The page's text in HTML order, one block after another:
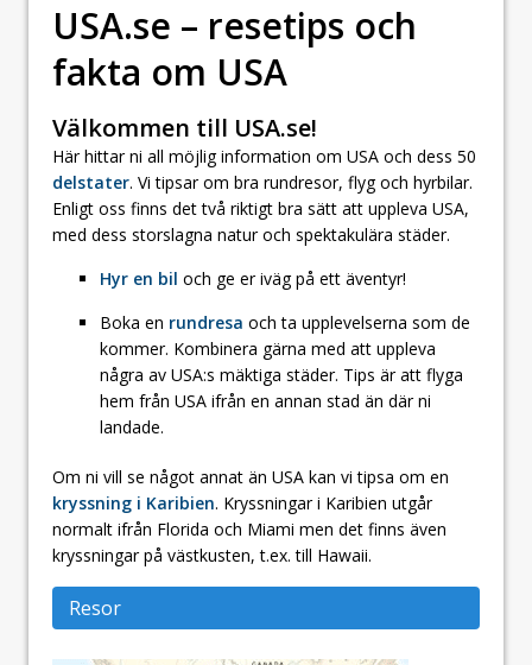
USA.se – resetips och
fakta om USA
Välkommen till USA.se!
Här hittar ni all möjlig information om USA och dess 50
delstater. Vi tipsar om bra rundresor, flyg och hyrbilar.
Enligt oss finns det två riktigt bra sätt att uppleva USA,
med dess storslagna natur och spektakulära städer.
Hyr en bil och ge er iväg på ett äventyr!
Boka en rundresa och ta upplevelserna som de
kommer. Kombinera gärna med att uppleva
några av USA:s mäktiga städer. Tips är att flyga
hem från USA ifrån en annan stad än där ni
landade.
Om ni vill se något annat än USA kan vi tipsa om en
kryssning i Karibien. Kryssningar i Karibien utgår
normalt ifrån Florida och Miami men det finns även
kryssningar på västkusten, t.ex. till Hawaii.
Resor